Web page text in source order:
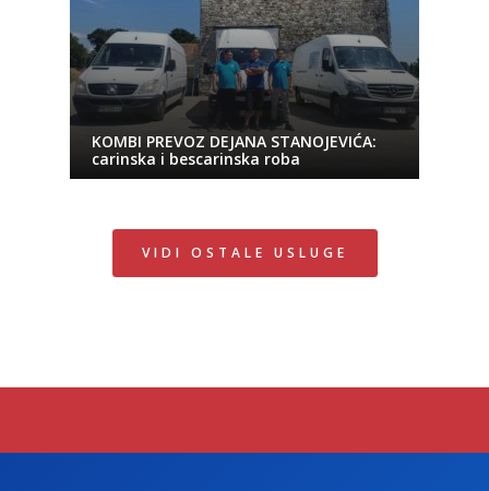
KOMBI PREVOZ DEJANA STANOJEVIĆA:
carinska i bescarinska roba
VIDI OSTALE USLUGE